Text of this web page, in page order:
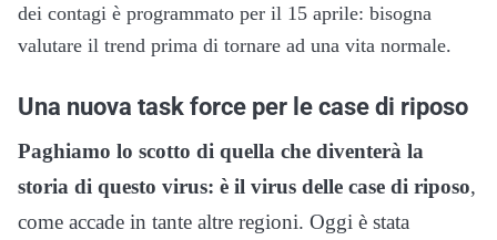
dei contagi è programmato per il 15 aprile: bisogna
valutare il trend prima di tornare ad una vita normale.
Una nuova task force per le case di riposo
Paghiamo lo scotto di quella che diventerà la
storia di questo virus: è il virus delle case di riposo,
come accade in tante altre regioni. Oggi è stata